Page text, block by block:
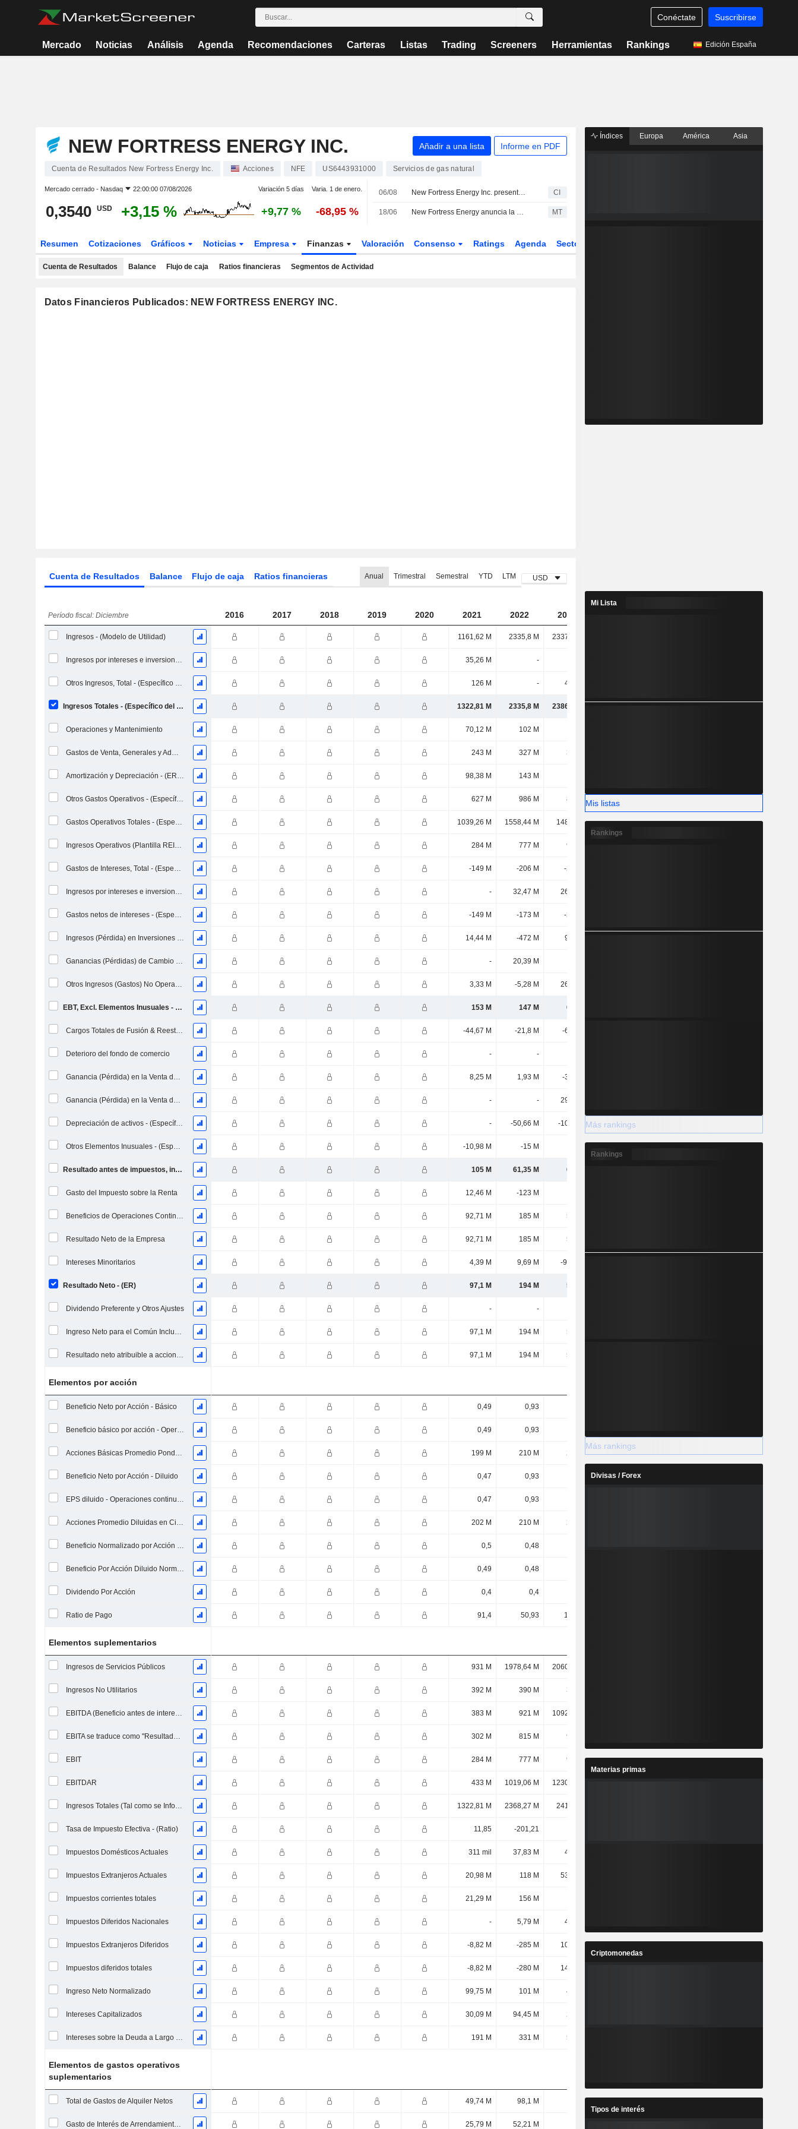
Conéctate Suscribirse
Mercado Noticias Análisis Agenda Recomendaciones Carteras Listas Trading Screeners Herramientas Rankings Edición España
NEW FORTRESS ENERGY INC. Añadir a una lista Informe en PDF
Cuenta de Resultados New Fortress Energy Inc. Acciones NFE US6443931000 Servicios de gas natural
Mercado cerrado - Nasdaq 22:00:00 07/08/2026 Variación 5 días Varia. 1 de enero.
0,3540 USD +3,15 % +9,77 % -68,95 %
06/08 New Fortress Energy Inc. presenta sus resultados del segundo trimestre y del primer semestre de 2026 CI
18/06 New Fortress Energy anuncia la aprobación de su plan de reestructuración en el Reino Unido MT
Resumen Cotizaciones Gráficos Noticias Empresa Finanzas Valoración Consenso Ratings Agenda Sector
Cuenta de Resultados Balance Flujo de caja Ratios financieras Segmentos de Actividad
Datos Financieros Publicados: NEW FORTRESS ENERGY INC.
Cuenta de Resultados Balance Flujo de caja Ratios financieras Anual Trimestral Semestral YTD LTM USD
Período fiscal: Diciembre 2016 2017 2018 2019 2020 2021 2022 2023
Ingresos - (Modelo de Utilidad) 1161,62 M 2335,8 M 2337,06 M
Ingresos por intereses e inversiones, Total (Bloque de ingresos) 35,26 M -
Otros Ingresos, Total - (Específico del Modelo) 126 M - 49,9 M
Ingresos Totales - (Específico del Modelo) 1322,81 M 2335,8 M 2386,96 M
Operaciones y Mantenimiento 70,12 M 102 M
Gastos de Venta, Generales y Administrativos, Total - (Específico del Modelo) 243 M 327 M 336 M
Amortización y Depreciación - (ER) - (Recolectado) 98,38 M 143 M
Otros Gastos Operativos - (Específico del Modelo) 627 M 986 M 834 M
Gastos Operativos Totales - (Específico del Modelo) 1039,26 M 1558,44 M 1482,1 M 1719,89 M 1674,66 M
Ingresos Operativos (Plantilla REIT / Utility) 284 M 777 M 905 M
Gastos de Intereses, Total - (Específico del Modelo) -149 M -206 M -278 M
Ingresos por intereses e inversiones - (Específico de la plantilla) - 32,47 M 26,34 M
Gastos netos de intereses - (Específico del modelo) -149 M -173 M -252 M
Ingresos (Pérdida) en Inversiones de Capital Propio - (Específico del Modelo) 14,44 M -472 M 9,97 M
Ganancias (Pérdidas) de Cambio de Divisas - (Específico del Modelo) - 20,39 M
Otros Ingresos (Gastos) No Operacionales - (Específico del Modelo) 3,33 M -5,28 M 26,99 M
EBT, Excl. Elementos Inusuales - (Específico del Modelo) 153 M 147 M 690 M
Cargos Totales de Fusión & Reestructuración Asociados -44,67 M -21,8 M -6,95 M
Deterioro del fondo de comercio - -
Ganancia (Pérdida) en la Venta de Inversiones - (Específico de la Plantilla) 8,25 M 1,93 M -37,4 M
Ganancia (Pérdida) en la Venta de Activos - (Específico del Modelo) - - 29,38 M
Depreciación de activos - (Específico de la plantilla) - -50,66 M -10,96 M -16,49 M
Otros Elementos Inusuales - (Específico de la Plantilla) -10,98 M -15 M
Resultado antes de impuestos, incl. elementos inusuales 105 M 61,35 M 664 M
Gasto del Impuesto sobre la Renta 12,46 M -123 M
Beneficios de Operaciones Continuas 92,71 M 185 M 549 M
Resultado Neto de la Empresa 92,71 M 185 M 549 M
Intereses Minoritarios 4,39 M 9,69 M -994 mil
Resultado Neto - (ER) 97,1 M 194 M 548 M
Dividendo Preferente y Otros Ajustes - -
Ingreso Neto para el Común Incluyendo Elementos Extraordinarios 97,1 M 194 M 548 M
Resultado neto atribuible a acciones ordinarias excl. elementos extraordinarios 97,1 M 194 M 548 M
Elementos por acción
Beneficio Neto por Acción - Básico 0,49 0,93
Beneficio básico por acción - Operaciones continuas 0,49 0,93
Acciones Básicas Promedio Ponderadas en Circulación 199 M 210 M 206 M 218 M 278 M
Beneficio Neto por Acción - Diluido 0,47 0,93 -1,34
EPS diluido - Operaciones continuas 0,47 0,93
Acciones Promedio Diluidas en Circulación Ponderadas 202 M 210 M 206 M
Beneficio Normalizado por Acción Básica 0,5 0,48
Beneficio Por Acción Diluido Normalizado 0,49 0,48
Dividendo Por Acción 0,4 0,4
Ratio de Pago 91,4 50,93 132,14
Elementos suplementarios
Ingresos de Servicios Públicos 931 M 1978,64 M 2060,21 M
Ingresos No Utilitarios 392 M 390 M 353 M
EBITDA (Beneficio antes de intereses, impuestos, depreciación y amortización) 383 M 921 M 1092,18 M
EBITA se traduce como "Resultado Antes de Intereses, Impuestos y Amortizaciones" en español. 302 M 815 M 932 M
EBIT 284 M 777 M 905 M 634 M -182 M
EBITDAR 433 M 1019,06 M 1230,55 M
Ingresos Totales (Tal como se Informó) 1322,81 M 2368,27 M 2413,3 M
Tasa de Impuesto Efectiva - (Ratio) 11,85 -201,21
Impuestos Domésticos Actuales 311 mil 37,83 M 47,2 M
Impuestos Extranjeros Actuales 20,98 M 118 M 53,38 M
Impuestos corrientes totales 21,29 M 156 M
Impuestos Diferidos Nacionales - 5,79 M 4,03 M
Impuestos Extranjeros Diferidos -8,82 M -285 M 10,91 M
Impuestos diferidos totales -8,82 M -280 M 14,94 M
Ingreso Neto Normalizado 99,75 M 101 M 430 M
Intereses Capitalizados 30,09 M 94,45 M 296 M
Intereses sobre la Deuda a Largo Plazo 191 M 331 M 574 M
Elementos de gastos operativos
suplementarios
Total de Gastos de Alquiler Netos 49,74 M 98,1 M 138 M
Gasto de Interés de Arrendamiento Operativo Imputado 25,79 M 52,21 M
Índices Europa América Asia
Mi Lista
Mis listas
Rankings
Más rankings
Rankings
Más rankings
Divisas / Forex
Materias primas
Criptomonedas
Tipos de interés